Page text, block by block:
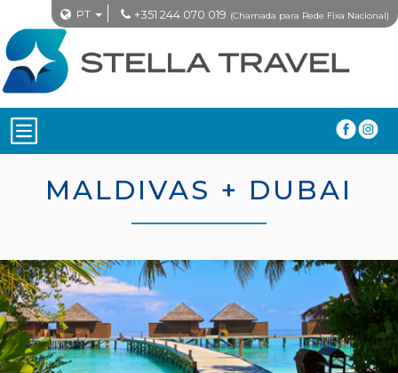
PT +351 244 070 019 (Chamada para Rede Fixa Nacional)
MALDIVAS + DUBAI